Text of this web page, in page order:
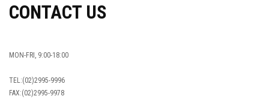
CONTACT US
MON-FRI, 9:00-18:00
TEL:(02)2995-9996
FAX:(02)2995-9978